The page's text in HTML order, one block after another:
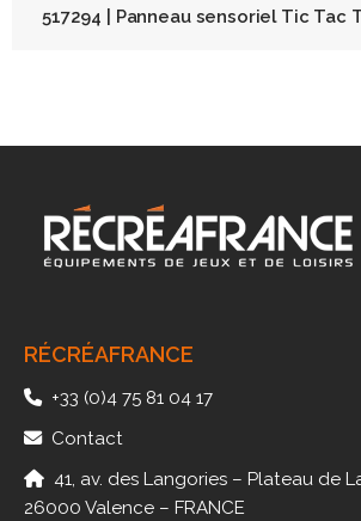
517294 | Panneau sensoriel Tic Tac
RÉCRÉAFRANCE
+33 (0)4 75 81 04 17
Contact
41, av. des Langories – Plateau de
26000 Valence – FRANCE